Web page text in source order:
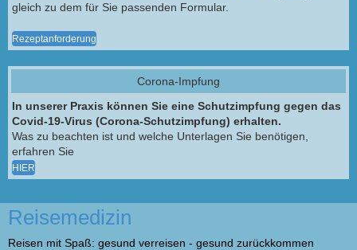
gleich zu dem für Sie passenden Formular.
Rezeptanforderung
Corona-Impfung
In unserer Praxis können Sie eine Schutzimpfung gegen das
Covid-19-Virus (Corona-Schutzimpfung) erhalten.
Was zu beachten ist und welche Unterlagen Sie benötigen,
erfahren Sie
HIER
Reisemedizin
Reisen mit Spaß: gesund verreisen - gesund zurückkommen